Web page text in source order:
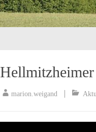
marion.weigand